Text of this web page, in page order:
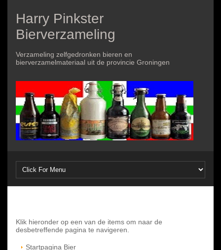
Harry Pinkster
Bierverzameling
Verzameling zelfgedronken bieren en
bierverzamelmateriaal uit de provincie Groningen
Klik hieronder op een van de items om naar de
desbetreffende pagina te navigeren.
Startpagina Bier